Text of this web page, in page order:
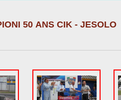
50 ANS CIK - JESOLO